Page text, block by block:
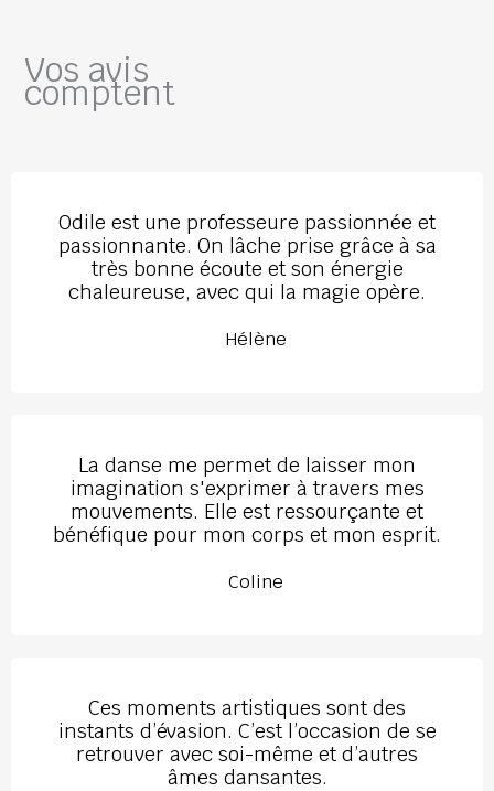
Vos avis
comptent
Odile est une professeure passionnée et
passionnante. On lâche prise grâce à sa
très bonne écoute et son énergie
chaleureuse, avec qui la magie opère.
Hélène
La danse me permet de laisser mon
imagination s'exprimer à travers mes
mouvements. Elle est ressourçante et
bénéfique pour mon corps et mon esprit.
Coline
Ces moments artistiques sont des
instants d’évasion. C’est l’occasion de se
retrouver avec soi-même et d’autres
âmes dansantes.